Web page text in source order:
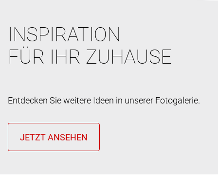
INSPIRATION
FÜR IHR ZUHAUSE
Entdecken Sie weitere Ideen in unserer Fotogalerie.